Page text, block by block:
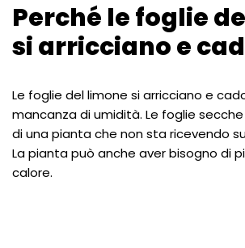
Perché le foglie
si arricciano e
Le foglie del limone si arricciano e
mancanza di umidità. Le foglie
di una pianta che non sta ricevendo
La pianta può anche aver bisogno di
calore.